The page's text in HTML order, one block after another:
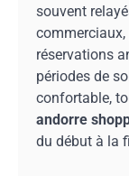
souvent
commerciaux,
réservations
périodes de
confortable,
andorre
du début à la